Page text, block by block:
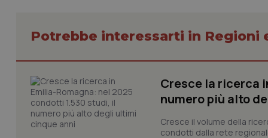
Potrebbe interessarti in Regioni
Cresce la ricerca
numero più alto
Cresce il volume della
condotti dalla rete
Nome